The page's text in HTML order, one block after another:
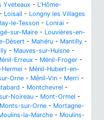
Yveteaux - L'Hôme-
- Loisail - Longny les Villages
le-Tesson - Lonrai -
sur-Maire - Louvières-en-
Désert - Mahéru - Mantilly -
- Mauves-sur-Huisne -
Erreux - Ménil-Froger -
Hermei - Ménil-Hubert-en-
Orne - Ménil-Vin - Merri -
- Montchevrel -
Noireau - Mont-Ormel -
Monts-sur-Orne - Mortagne-
la-Marche - Moulins-